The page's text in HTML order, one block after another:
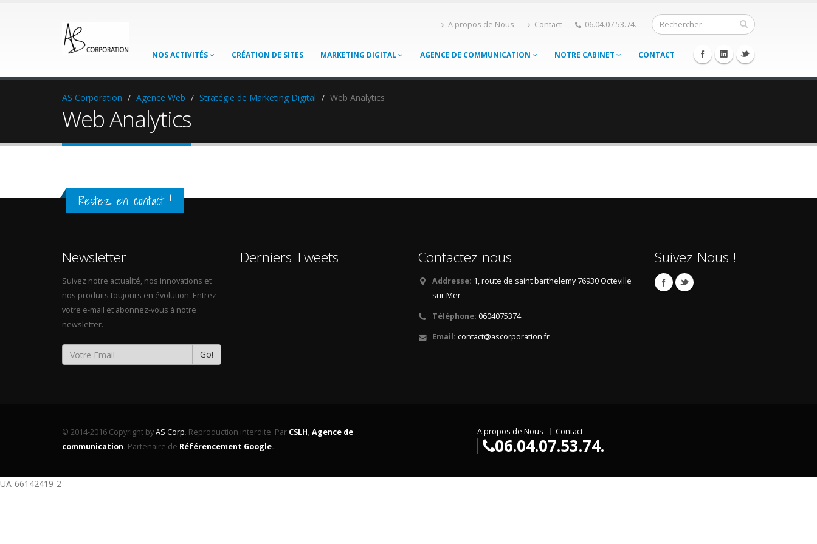
A propos de Nous Contact 06.04.07.53.74.
NOS ACTIVITÉS CRÉATION DE SITES MARKETING DIGITAL AGENCE DE COMMUNICATION NOTRE CABINET CONTACT
AS Corporation Agence Web Stratégie de Marketing Digital Web Analytics
Web Analytics
Restez en contact !
Newsletter
Suivez notre actualité, nos innovations et
nos produits toujours en évolution. Entrez
votre e-mail et abonnez-vous à notre
newsletter.
Go!
Derniers Tweets Contactez-nous
Addresse: 1, route de saint barthelemy 76930 Octeville
sur Mer
Téléphone: 0604075374
Email: contact@ascorporation.fr
Suivez-Nous !
© 2014-2016 Copyright byAS Corp. Reproduction interdite. Par CSLH, Agence de
communication. Partenaire de Référencement Google.
A propos de Nous Contact
06.04.07.53.74.
UA-66142419-2